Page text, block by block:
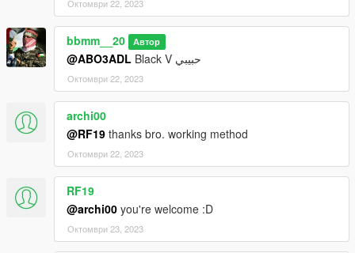
Октомври 22, 2023
bbmm__20 Автор
@ABO3ADL Black V حبيبي
Октомври 22, 2023
archi00
@RF19 thanks bro. working method
Октомври 22, 2023
RF19
@archi00 you're welcome :D
Октомври 23, 2023